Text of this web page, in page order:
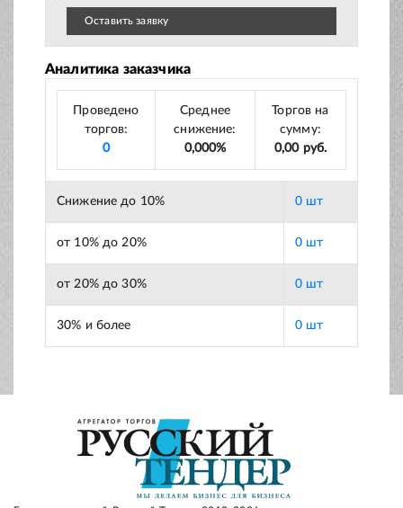
Оставить заявку
Аналитика заказчика
Проведено
торгов:
0
Среднее
снижение:
0,000%
Торгов на
сумму:
0,00 руб.
Снижение до 10% 0 шт
от 10% до 20% 0 шт
от 20% до 30% 0 шт
30% и более 0 шт